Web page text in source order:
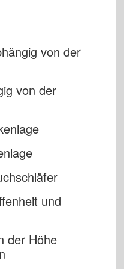
von der
von der
und
der Höhe